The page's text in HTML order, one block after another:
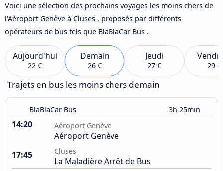
Voici une sélection des prochains voyages les moins chers de
l'Aéroport Genève à Cluses , proposés par différents
opérateurs de bus tels que BlaBlaCar Bus .
Aujourd'hui
22 €
Demain
26 €
Jeudi
27 € 29 €
Trajets en bus les moins chers demain
BlaBlaCar Bus 3h 25min
14:20 Aéroport Genève
Aéroport Genève
17:45
Cluses
La Maladière Arrêt de Bus